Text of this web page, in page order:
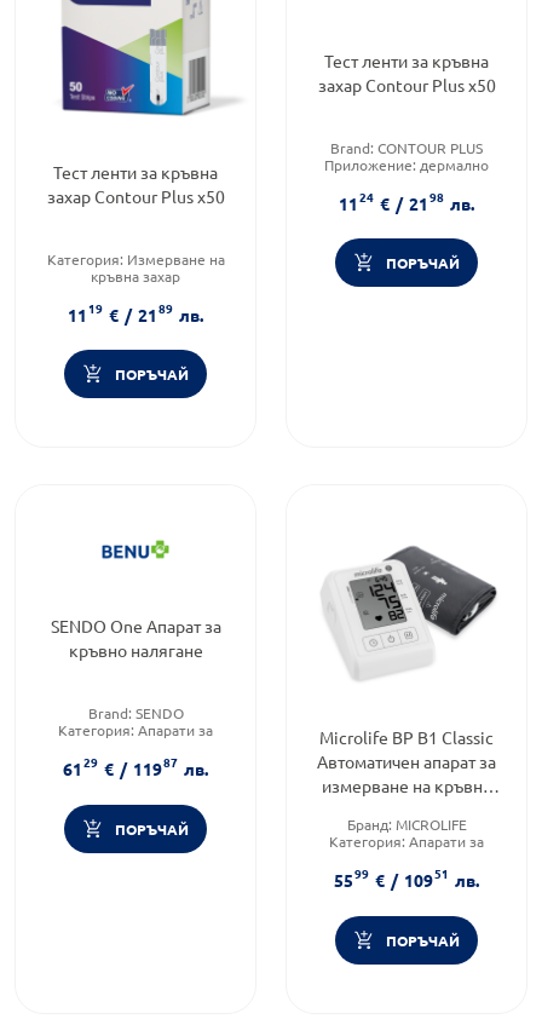
Тест ленти за кръвна
захар Contour Plus х50
Категория: Измерване на
кръвна захар
ленти
Brand:MICROLET
1119 € / 2189 лв.
ПОРЪЧАЙ
Тест ленти за кръвна
захар Contour Plus х50
Brand: CONTOUR PLUS
Приложение: дермално
ленти
1124 € / 2198 лв.
ПОРЪЧАЙ
SENDO One Апарат за
кръвно налягане
Brand: SENDO
Категория: Апарати за
налягане
Форма на продукта: апарат
6129 € / 11987 лв.
ПОРЪЧАЙ
Microlife BP B1 Classic
Автоматичен апарат за
измерване на кръвно
Бранд: MICROLIFE
Категория: Апарати за
налягане
Brand:MICROLIFE
5599 € / 10951 лв.
ПОРЪЧАЙ